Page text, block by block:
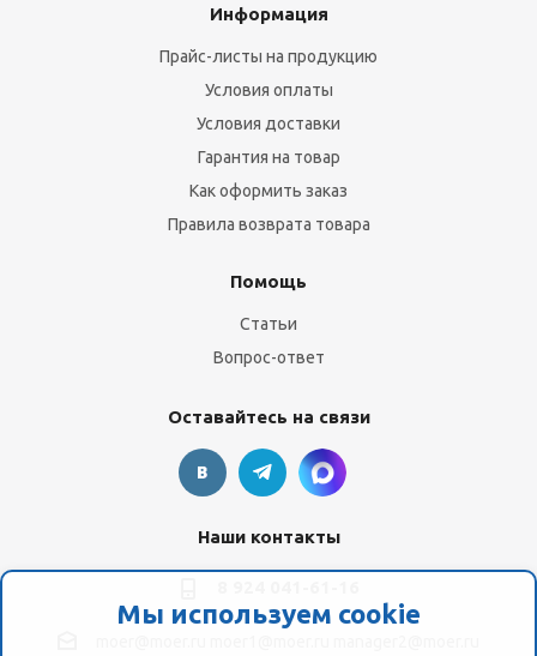
Мы используем cookie
Информация
Прайс-листы на продукцию
Условия оплаты
Условия доставки
Гарантия на товар
Как оформить заказ
Правила возврата товара
Помощь
Статьи
Вопрос-ответ
Оставайтесь на связи
Наши контакты